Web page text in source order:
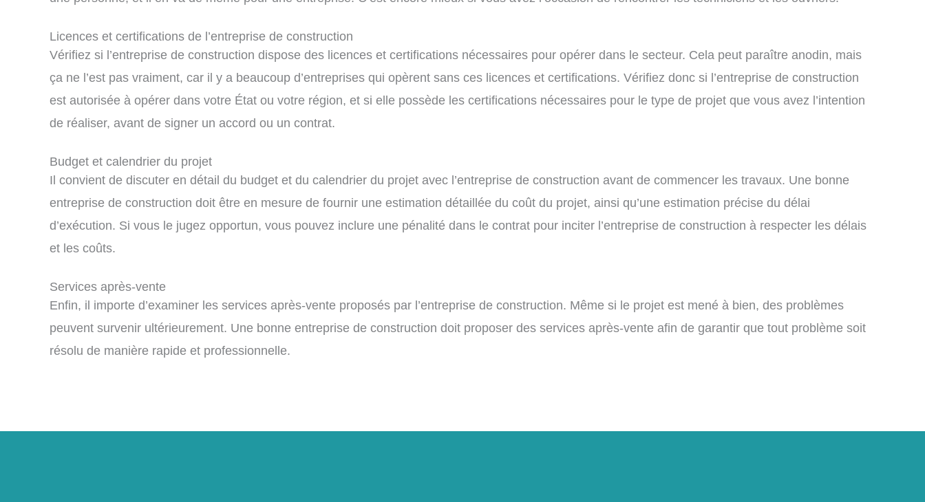
Licences et certifications de l’entreprise de construction
Vérifiez si l’entreprise de construction dispose des licences et certifications nécessaires pour opérer dans le secteur. Cela peut paraître anodin, mais
ça ne l’est pas vraiment, car il y a beaucoup d’entreprises qui opèrent sans ces licences et certifications. Vérifiez donc si l’entreprise de construction
est autorisée à opérer dans votre État ou votre région, et si elle possède les certifications nécessaires pour le type de projet que vous avez l’intention
de réaliser, avant de signer un accord ou un contrat.
Budget et calendrier du projet
Il convient de discuter en détail du budget et du calendrier du projet avec l’entreprise de construction avant de commencer les travaux. Une bonne
entreprise de construction doit être en mesure de fournir une estimation détaillée du coût du projet, ainsi qu’une estimation précise du délai
d’exécution. Si vous le jugez opportun, vous pouvez inclure une pénalité dans le contrat pour inciter l’entreprise de construction à respecter les délais
et les coûts.
Services après-vente
Enfin, il importe d’examiner les services après-vente proposés par l’entreprise de construction. Même si le projet est mené à bien, des problèmes
peuvent survenir ultérieurement. Une bonne entreprise de construction doit proposer des services après-vente afin de garantir que tout problème soit
résolu de manière rapide et professionnelle.